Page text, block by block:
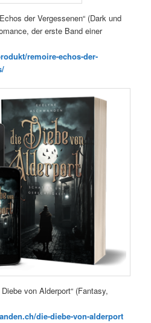
der Vergessenen“ (Dark und
der erste Band einer
remoire-echos-der-
Diebe von Alderport“ (Fantasy,
die-diebe-von-alderport